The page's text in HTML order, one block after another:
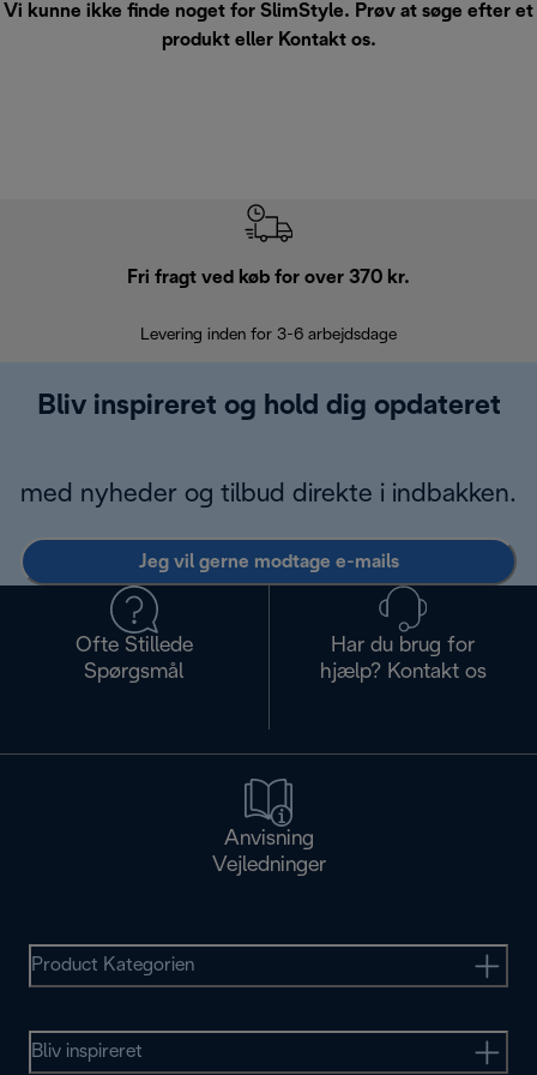
Vi kunne ikke finde noget for SlimStyle. Prøv at søge efter et
produkt eller Kontakt os.
Fri fragt ved køb for over 370 kr.
Levering inden for 3-6 arbejdsdage
Bliv inspireret og hold dig opdateret
med nyheder og tilbud direkte i indbakken.
Jeg vil gerne modtage e-mails
Ofte Stillede
Spørgsmål
Har du brug for
hjælp? Kontakt os
Anvisning
Vejledninger
Product Kategorien
Bliv inspireret